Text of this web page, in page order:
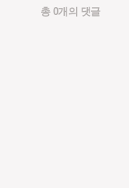
총 0개의 댓글